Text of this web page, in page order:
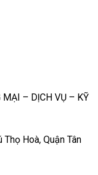
MẠI – DỊCH VỤ – KỸ
Hoà, Quận Tân